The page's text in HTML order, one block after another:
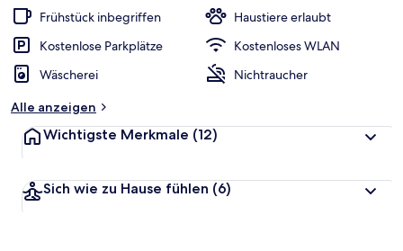
Frühstück inbegriffen
Haustiere erlaubt
Kostenlose Parkplätze
Kostenloses WLAN
Wäscherei
Nichtraucher
Alle anzeigen
Wichtigste Merkmale (12)
Sich wie zu Hause fühlen (6)